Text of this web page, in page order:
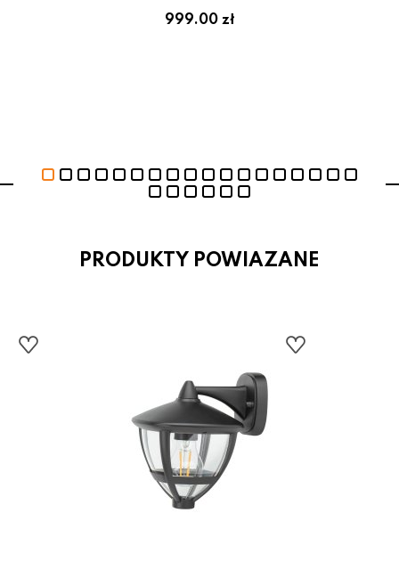
999.00 zł
PRODUKTY POWIAZANE